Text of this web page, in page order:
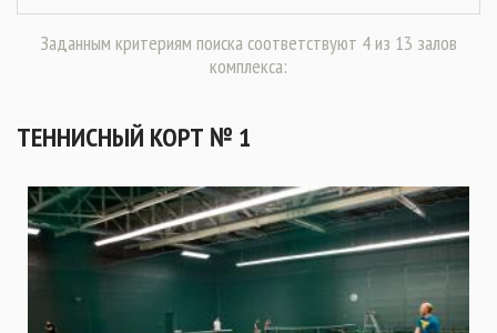
Заданным критериям поиска соответствуют 4 из 13 залов
комплекса:
ТЕННИСНЫЙ КОРТ № 1